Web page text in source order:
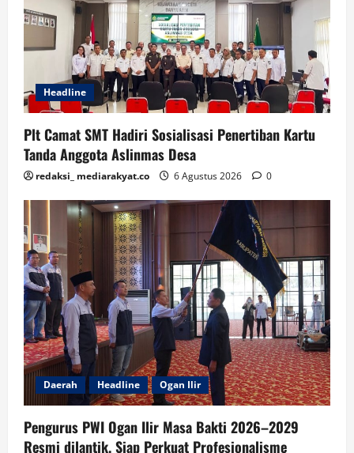
Headline
Plt Camat SMT Hadiri Sosialisasi Penertiban Kartu
Tanda Anggota Aslinmas Desa
redaksi_ mediarakyat.co 6 Agustus 2026 0
Daerah Headline Ogan Ilir
Pengurus PWI Ogan Ilir Masa Bakti 2026–2029
Resmi dilantik, Siap Perkuat Profesionalisme